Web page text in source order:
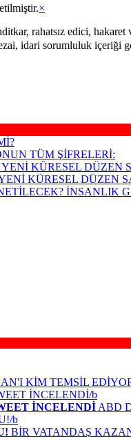
×
rahatsız edici,
idari sorumluluk içeriği
TÜM ŞİFRELERİ:
YENİ KÜRESEL DÜZEN
KÜRESEL DÜZEN
İNSANLIK
KİM TEMSİL
İNCELENDİ ABD
BİR VATANDAŞ